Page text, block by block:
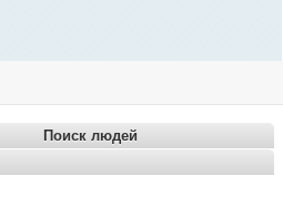
Поиск людей